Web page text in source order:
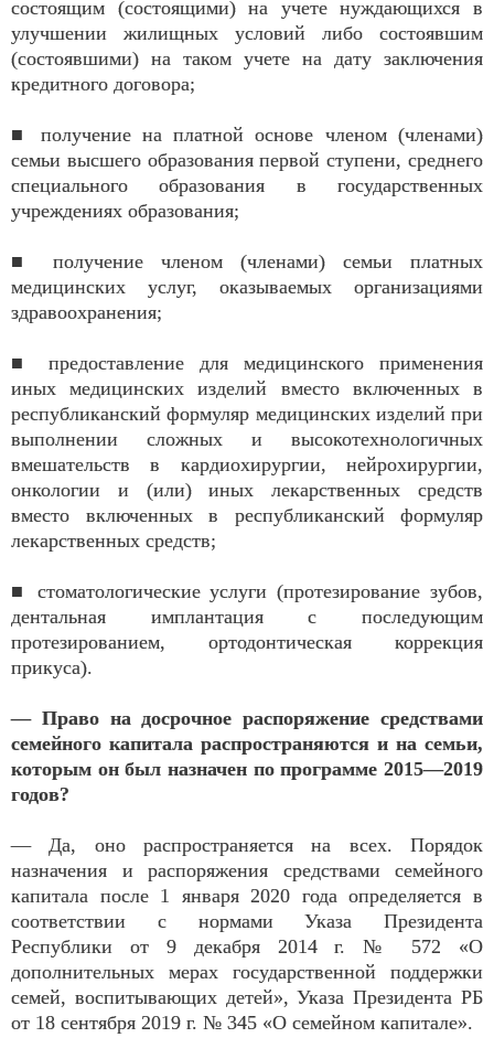
состоящим (состоящими) на учете нуждающихся в
улучшении жилищных условий либо состоявшим
(состоявшими) на таком учете на дату заключения
кредитного договора;
■ получение на платной основе членом (членами)
семьи высшего образования первой ступени, среднего
специального образования в государственных
учреждениях образования;
■ получение членом (членами) семьи платных
медицинских услуг, оказываемых организациями
здравоохранения;
■ предоставление для медицинского применения
иных медицинских изделий вместо включенных в
республиканский формуляр медицинских изделий при
выполнении сложных и высокотехнологичных
вмешательств в кардиохирургии, нейрохирургии,
онкологии и (или) иных лекарственных средств
вместо включенных в республиканский формуляр
лекарственных средств;
■ стоматологические услуги (протезирование зубов,
дентальная имплантация с последующим
протезированием, ортодонтическая коррекция
прикуса).
— Право на досрочное распоряжение средствами
семейного капитала распространяются и на семьи,
которым он был назначен по программе 2015—2019
годов?
— Да, оно распространяется на всех. Порядок
назначения и распоряжения средствами семейного
капитала после 1 января 2020 года определяется в
соответствии с нормами Указа Президента
Республики от 9 декабря 2014 г. № 572 «О
дополнительных мерах государственной поддержки
семей, воспитывающих детей», Указа Президента РБ
от 18 сентября 2019 г. № 345 «О семейном капитале».